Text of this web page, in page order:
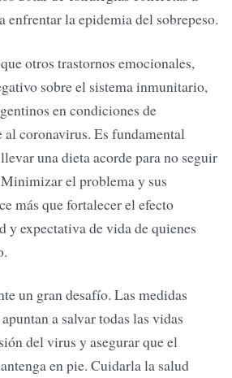
enfrentar la epidemia del sobrepeso.
otros trastornos emocionales,
sobre el sistema inmunitario,
en condiciones de
coronavirus. Es fundamental
una dieta acorde para no seguir
el problema y sus
más que fortalecer el efecto
y expectativa de vida de quienes
un gran desafío. Las medidas
a salvar todas las vidas
del virus y asegurar que el
en pie. Cuidarla la salud